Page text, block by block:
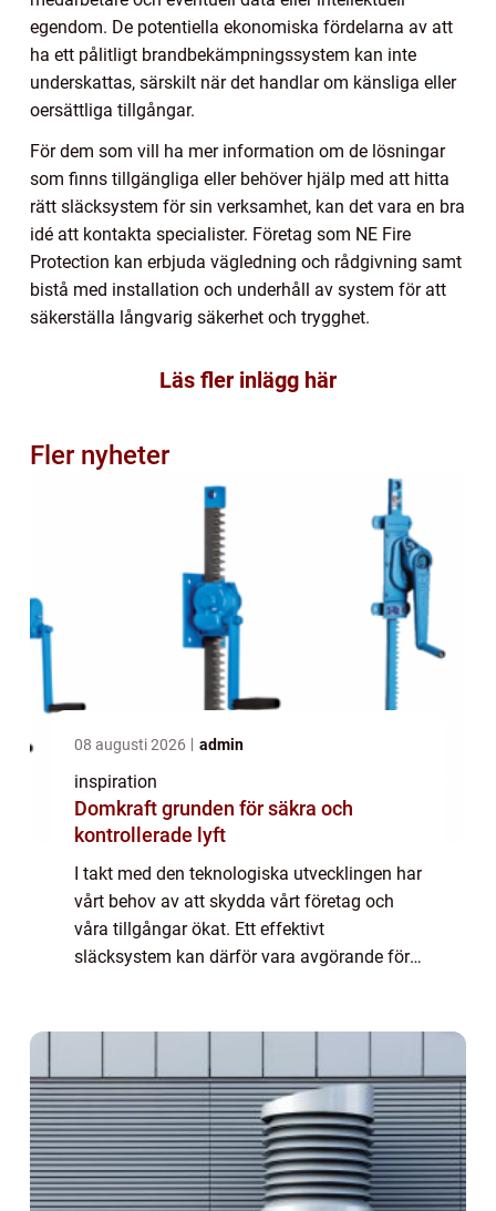
egendom. De potentiella ekonomiska fördelarna av att
ha ett pålitligt brandbekämpningssystem kan inte
underskattas, särskilt när det handlar om känsliga eller
oersättliga tillgångar.
För dem som vill ha mer information om de lösningar
som finns tillgängliga eller behöver hjälp med att hitta
rätt släcksystem för sin verksamhet, kan det vara en bra
idé att kontakta specialister. Företag som NE Fire
Protection kan erbjuda vägledning och rådgivning samt
bistå med installation och underhåll av system för att
säkerställa långvarig säkerhet och trygghet.
Läs fler inlägg här
Fler nyheter
08 augusti 2026 admin
inspiration
Domkraft grunden för säkra och
kontrollerade lyft
I takt med den teknologiska utvecklingen har
vårt behov av att skydda vårt företag och
våra tillgångar ökat. Ett effektivt
släcksystem kan därför vara avgörande för